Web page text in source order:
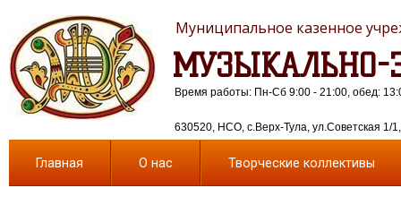
МУЗЫКАЛЬНО-
Муниципальное казенное
630520, НСО, с.Верх-Тула, ул.Советская 1/
Время работы: Пн-Сб 9:00 - 21:00, обед:
Главная О нас Творческие коллективы